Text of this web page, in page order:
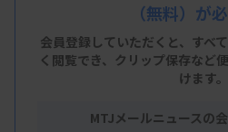
会 場
ふれあい貸し会議室 梅田
大阪府大阪市北区梅田1-2-2 大阪
（無料）が
会員登録していただくと、すべ
く閲覧でき、 クリップ保存など
けます。
MTJメールニュースの